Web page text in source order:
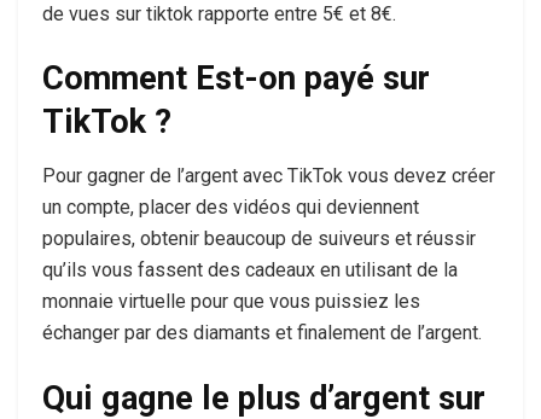
de vues sur tiktok rapporte entre 5€ et 8€.
Comment Est-on payé sur
TikTok ?
Pour gagner de l’argent avec TikTok vous devez créer
un compte, placer des vidéos qui deviennent
populaires, obtenir beaucoup de suiveurs et réussir
qu’ils vous fassent des cadeaux en utilisant de la
monnaie virtuelle pour que vous puissiez les
échanger par des diamants et finalement de l’argent.
Qui gagne le plus d’argent sur